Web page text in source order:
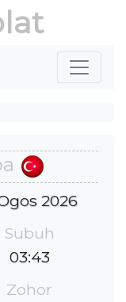
2026
Subuh
03:43
Zohor